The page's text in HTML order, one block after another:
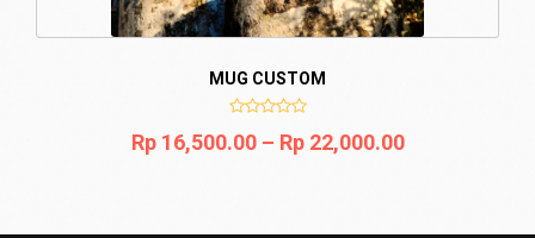
MUG CUSTOM
Rp16,500.00 – Rp22,000.00